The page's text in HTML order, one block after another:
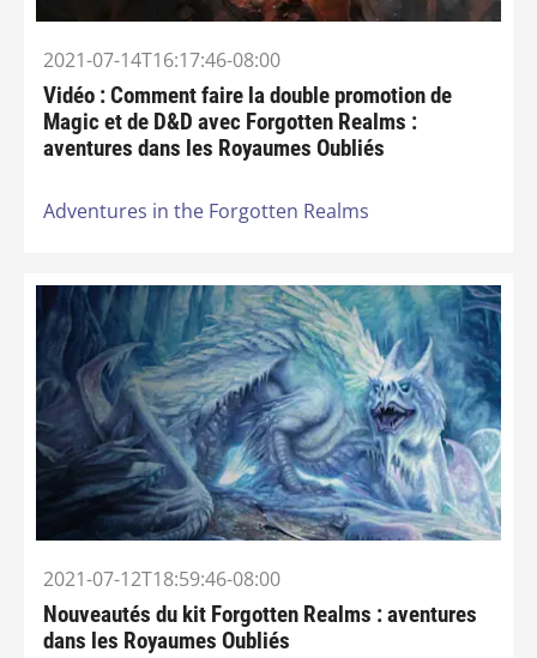
2021-07-14T16:17:46-08:00
Vidéo : Comment faire la double promotion de
Magic et de D&D avec Forgotten Realms :
aventures dans les Royaumes Oubliés
Adventures in the Forgotten Realms
2021-07-12T18:59:46-08:00
Nouveautés du kit Forgotten Realms : aventures
dans les Royaumes Oubliés